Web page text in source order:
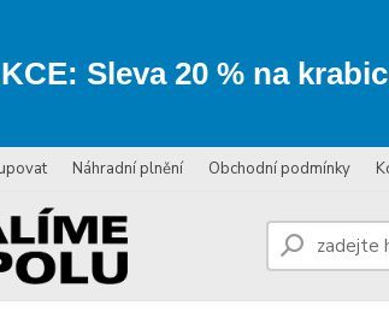
Sleva 20 % na
Náhradní plnění Obchodní podmínky